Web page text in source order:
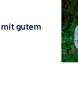
gutem